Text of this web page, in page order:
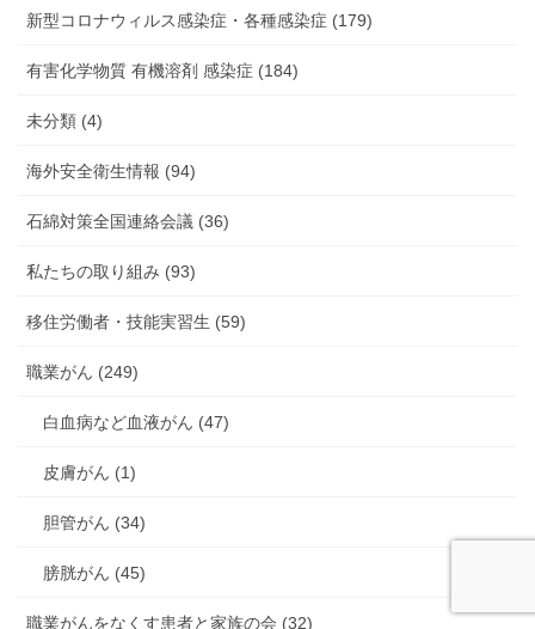
新型コロナウィルス感染症・各種感染症 (179)
有害化学物質 有機溶剤 感染症 (184)
未分類 (4)
海外安全衛生情報 (94)
石綿対策全国連絡会議 (36)
私たちの取り組み (93)
移住労働者・技能実習生 (59)
職業がん (249)
白血病など血液がん (47)
皮膚がん (1)
胆管がん (34)
膀胱がん (45)
職業がんをなくす患者と家族の会 (32)